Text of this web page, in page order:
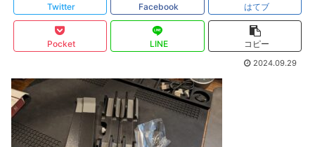
Twitter Facebook はてブ
Pocket LINE コピー
2024.09.29